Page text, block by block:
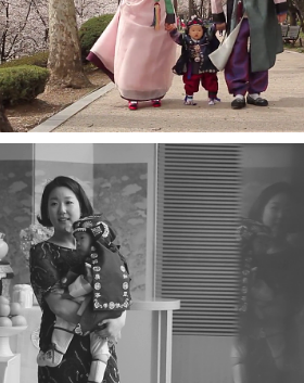
더다이닝호스
파크하얏트호텔